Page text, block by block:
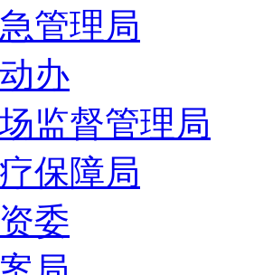
管理局
办
监督管理局
保障局
委